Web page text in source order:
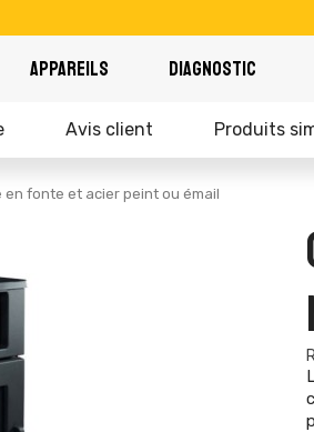
APPAREILS DIAGNOSTIC
en fonte et acier peint ou émail
Avis client Produits